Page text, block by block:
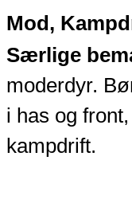
Mod,
Særlige
moderdyr.
i has og
kampdrift.